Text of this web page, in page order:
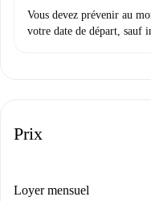
Vous devez prévenir au
votre date de départ, sauf
Prix
Loyer mensuel